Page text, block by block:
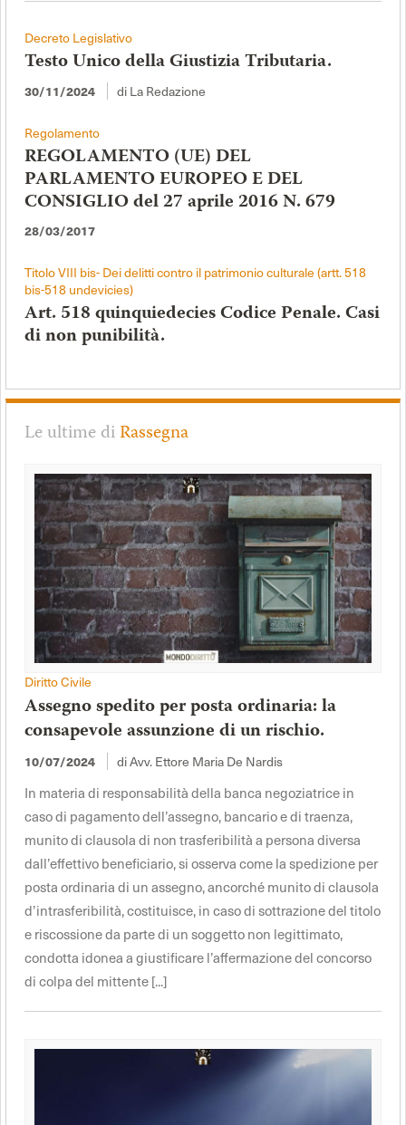
Decreto Legislativo
Testo Unico della Giustizia Tributaria.
30/11/2024 di La Redazione
Regolamento
REGOLAMENTO (UE) DEL
PARLAMENTO EUROPEO E DEL
CONSIGLIO del 27 aprile 2016 N. 679
28/03/2017
Titolo VIII bis- Dei delitti contro il patrimonio culturale (artt. 518
bis-518 undevicies)
Art. 518 quinquiedecies Codice Penale. Casi
di non punibilità.
Le ultime diRassegna
Diritto Civile
Assegno spedito per posta ordinaria: la
consapevole assunzione di un rischio.
10/07/2024 di Avv. Ettore Maria De Nardis
In materia di responsabilità della banca negoziatrice in
caso di pagamento dell’assegno, bancario e di traenza,
munito di clausola di non trasferibilità a persona diversa
dall’effettivo beneficiario, si osserva come la spedizione per
posta ordinaria di un assegno, ancorché munito di clausola
d’intrasferibilità, costituisce, in caso di sottrazione del titolo
e riscossione da parte di un soggetto non legittimato,
condotta idonea a giustificare l’affermazione del concorso
di colpa del mittente [...]